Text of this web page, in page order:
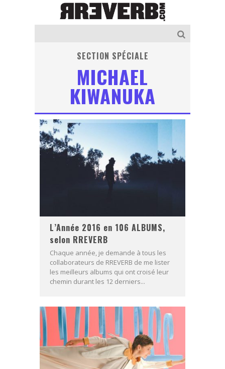
SECTION SPÉCIALE
MICHAEL
KIWANUKA
L’Année 2016 en 106 ALBUMS,
selon RREVERB
Chaque année, je demande à tous les
collaborateurs de RREVERB de me lister
les meilleurs albums qui ont croisé leur
chemin durant les 12 derniers...